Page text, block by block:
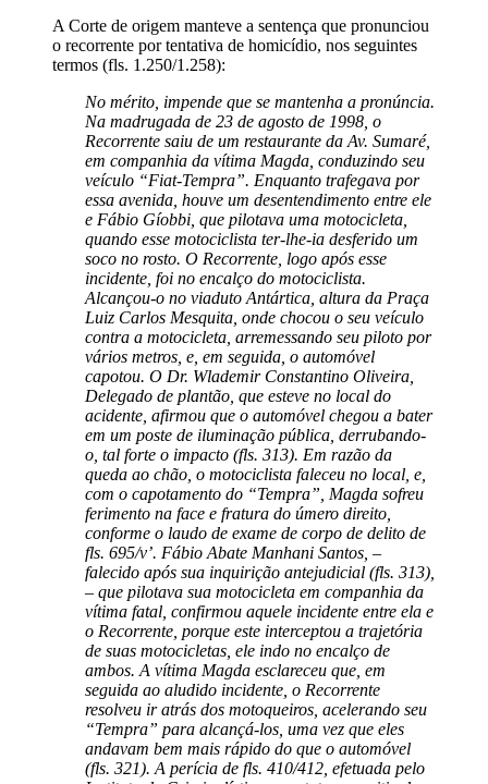
A Corte de origem manteve a sentença que pronunciou
o recorrente por tentativa de homicídio, nos seguintes
termos (fls. 1.250/1.258):
No mérito, impende que se mantenha a pronúncia.
Na madrugada de 23 de agosto de 1998, o
Recorrente saiu de um restaurante da Av. Sumaré,
em companhia da vítima Magda, conduzindo seu
veículo “Fiat-Tempra”. Enquanto trafegava por
essa avenida, houve um desentendimento entre ele
e Fábio Gíobbi, que pilotava uma motocicleta,
quando esse motociclista ter-lhe-ia desferido um
soco no rosto. O Recorrente, logo após esse
incidente, foi no encalço do motociclista.
Alcançou-o no viaduto Antártica, altura da Praça
Luiz Carlos Mesquita, onde chocou o seu veículo
contra a motocicleta, arremessando seu piloto por
vários metros, e, em seguida, o automóvel
capotou. O Dr. Wlademir Constantino Oliveira,
Delegado de plantão, que esteve no local do
acidente, afirmou que o automóvel chegou a bater
em um poste de iluminação pública, derrubando-
o, tal forte o impacto (fls. 313). Em razão da
queda ao chão, o motociclista faleceu no local, e,
com o capotamento do “Tempra”, Magda sofreu
ferimento na face e fratura do úmero direito,
conforme o laudo de exame de corpo de delito de
fls. 695/v’. Fábio Abate Manhani Santos, –
falecido após sua inquirição antejudicial (fls. 313),
– que pilotava sua motocicleta em companhia da
vítima fatal, confirmou aquele incidente entre ela e
o Recorrente, porque este interceptou a trajetória
de suas motocicletas, ele indo no encalço de
ambos. A vítima Magda esclareceu que, em
seguida ao aludido incidente, o Recorrente
resolveu ir atrás dos motoqueiros, acelerando seu
“Tempra” para alcançá-los, uma vez que eles
andavam bem mais rápido do que o automóvel
(fls. 321). A perícia de fls. 410/412, efetuada pelo